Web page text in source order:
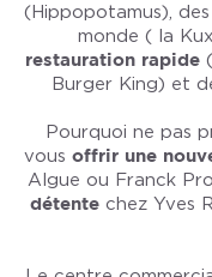
(Hippopotamus), des
monde ( la
restauration rapide
Burger King) et
Pourquoi ne pas
vous offrir une
Algue ou Franck
détentechez Yves